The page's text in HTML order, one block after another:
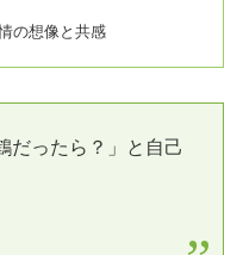
の想像と共感
だったら？」と自己